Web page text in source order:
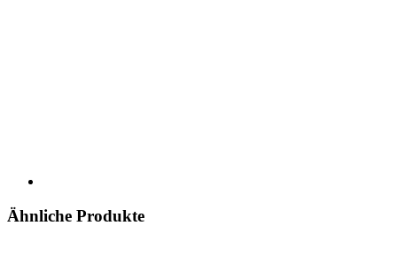
Ähnliche Produkte